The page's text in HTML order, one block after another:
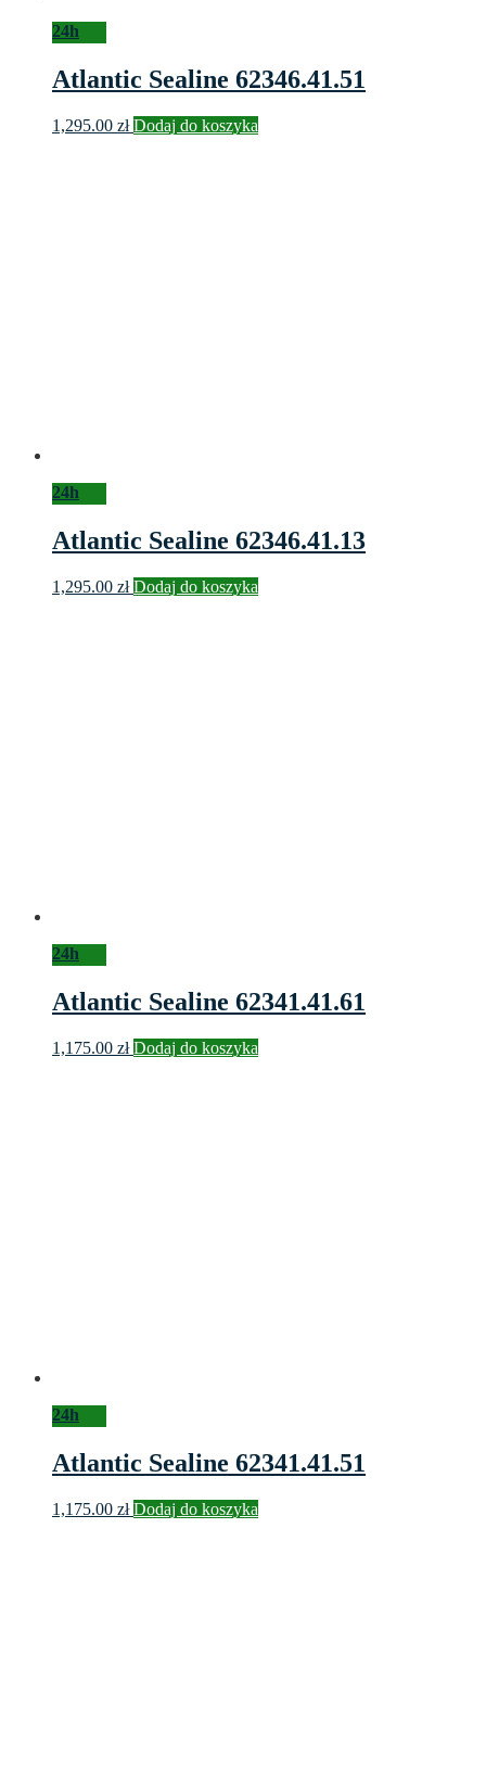
24h
Atlantic Sealine 62346.41.51
1,295.00 zł Dodaj do koszyka
24h
Atlantic Sealine 62346.41.13
1,295.00 zł Dodaj do koszyka
24h
Atlantic Sealine 62341.41.61
1,175.00 zł Dodaj do koszyka
24h
Atlantic Sealine 62341.41.51
1,175.00 zł Dodaj do koszyka